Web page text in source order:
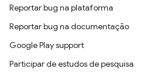
Reportar bug na plataforma
Reportar bug na documentação
Google Play support
Participar de estudos de pesquisa